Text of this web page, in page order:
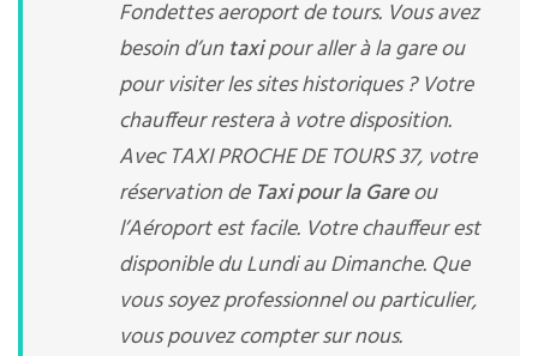
Fondettes aeroport de tours. Vous avez
besoin d’un taxipour aller à la gare ou
pour visiter les sites historiques ? Votre
chauffeur restera à votre disposition.
Avec TAXI PROCHE DE TOURS 37, votre
réservation de Taxi pour la Gareou
l’Aéroport est facile. Votre chauffeur est
disponible du Lundi au Dimanche. Que
vous soyez professionnel ou particulier,
vous pouvez compter sur nous.